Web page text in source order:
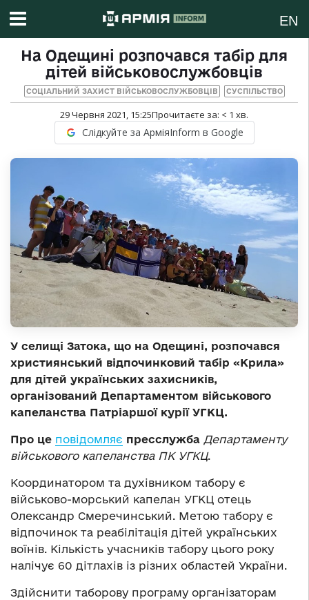
EN
На Одещині розпочався табір для
дітей військовослужбовців
СОЦІАЛЬНИЙ ЗАХИСТ ВІЙСЬКОВОСЛУЖБОВЦІВ СУСПІЛЬСТВО
29 Червня 2021, 15:25Прочитаєте за: < 1 хв.
Слідкуйте за АрміяInform в Google
У селищі Затока, що на Одещині, розпочався
християнський відпочинковий табір «Крила»
для дітей українських захисників,
організований Департаментом військового
капеланства Патріаршої курії УГКЦ.
Про це повідомляє пресслужба Департаменту
військового капеланства ПК УГКЦ.
Координатором та духівником табору є
військово-морський капелан УГКЦ отець
Олександр Смеречинський. Метою табору є
відпочинок та реабілітація дітей українських
воїнів. Кількість учасників табору цього року
налічує 60 дітлахів із різних областей України.
Здійснити таборову програму організаторам